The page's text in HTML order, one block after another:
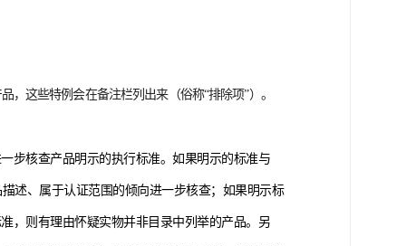
这些特例会在备注栏列出来（俗称“排除项”）。
步核查产品明示的执行标准。如果明示的标准与
述、属于认证范围的倾向进一步核查；如果明示标
，则有理由怀疑实物并非目录中列举的产品。另